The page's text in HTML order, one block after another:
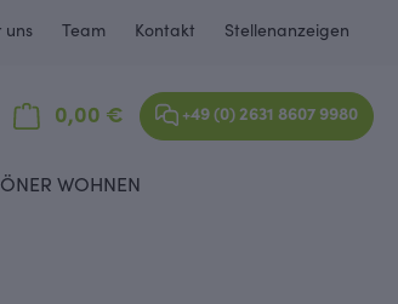
uns Team Kontakt Stellenanzeigen
0,00 €Warenkorb enthält 0
+49 (0) 2631 8607 9980
WOHNEN